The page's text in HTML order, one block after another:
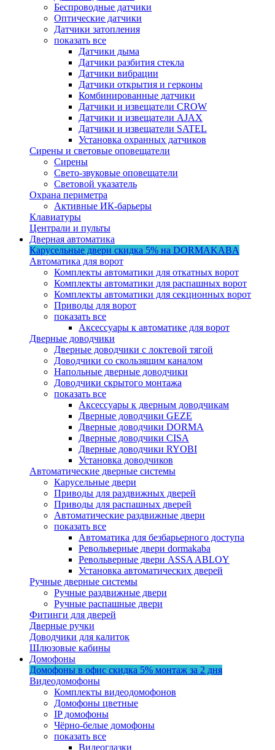
Беспроводные датчики
Оптические датчики
Датчики затопления
показать все
Датчики дыма
Датчики разбития стекла
Датчики вибрации
Датчики открытия и герконы
Комбинированные датчики
Датчики и извещатели CROW
Датчики и извещатели AJAX
Датчики и извещатели SATEL
Установка охранных датчиков
Сирены и световые оповещатели
Сирены
Свето-звуковые оповещатели
Световой указатель
Охрана периметра
Активные ИК-барьеры
Клавиатуры
Централи и пульты
Дверная автоматика
Карусельные двери скидка 5% на DORMAKABA
Автоматика для ворот
Комплекты автоматики для откатных ворот
Комплекты автоматики для распашных ворот
Комплекты автоматики для секционных ворот
Приводы для ворот
показать все
Аксессуары к автоматике для ворот
Дверные доводчики
Дверные доводчики с локтевой тягой
Доводчики со скользящим каналом
Напольные дверные доводчики
Доводчики скрытого монтажа
показать все
Аксессуары к дверным доводчикам
Дверные доводчики GEZE
Дверные доводчики DORMA
Дверные доводчики CISA
Дверные доводчики RYOBI
Установка доводчиков
Автоматические дверные системы
Карусельные двери
Приводы для раздвижных дверей
Приводы для распашных дверей
Автоматические раздвижные двери
показать все
Автоматика для безбарьерного доступа
Револьверные двери dormakaba
Револьверные двери ASSA ABLOY
Установка автоматических дверей
Ручные дверные системы
Ручные раздвижные двери
Ручные распашные двери
Фитинги для дверей
Дверные ручки
Доводчики для калиток
Шлюзовые кабины
Домофоны
Домофоны в офис скидка 5% монтаж за 2 дня
Видеодомофоны
Комплекты видеодомофонов
Домофоны цветные
IP домофоны
Чёрно-белые домофоны
показать все
Видеоглазки